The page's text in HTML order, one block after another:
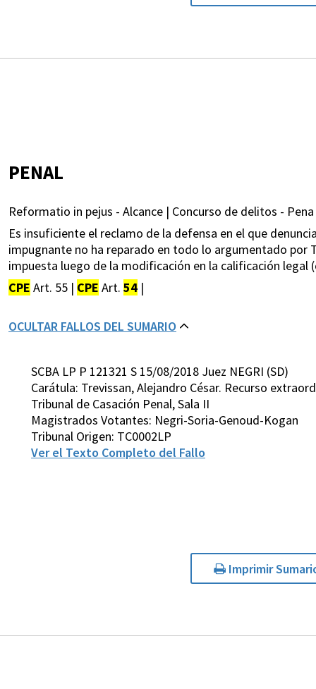
PENAL
Reformatio in pejus - Alcance | Concurso de delitos -
Es insuficiente el reclamo de la defensa en el que
impugnante no ha reparado en todo lo argumentado por
impuesta luego de la modificación en la calificación legal
CPE Art. 55 | CPE Art. 54 |
OCULTAR FALLOS DEL SUMARIO
SCBA LP P 121321 S 15/08/2018 Juez NEGRI (SD)
Carátula: Trevissan, Alejandro César. Recurso
Tribunal de Casación Penal, Sala II
Magistrados Votantes: Negri-Soria-Genoud-Kogan
Tribunal Origen: TC0002LP
Ver el Texto Completo del Fallo
Imprimir